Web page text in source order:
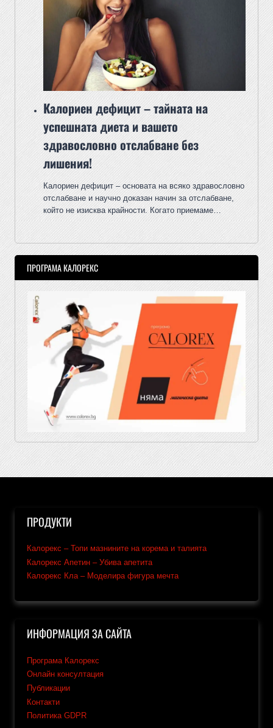
Калориен дефицит – тайната на
успешната диета и вашето
здравословно отслабване без
лишения!
Калориен дефицит – основата на всяко здравословно
отслабване и научно доказан начин за отслабване,
който не изисква крайности. Когато приемаме…
ПРОГРАМА КАЛОРЕКС
ПРОДУКТИ
Калорекс – Топи мазнините на корема и талията
Калорекс Апетин – Убива апетита
Калорекс Кла – Моделира фигура мечта
ИНФОРМАЦИЯ ЗА САЙТА
Програма Калорекс
Онлайн консултация
Публикации
Контакти
Политика GDPR